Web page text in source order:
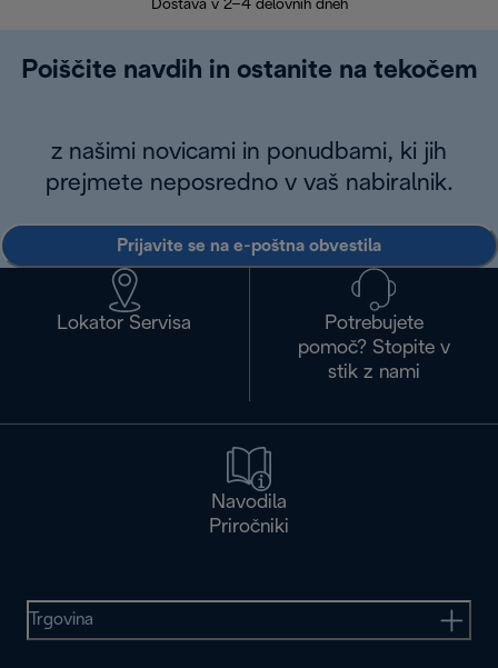
Dostava v 2–4 delovnih dneh
Poiščite navdih in ostanite na tekočem
z našimi novicami in ponudbami, ki jih
prejmete neposredno v vaš nabiralnik.
Prijavite se na e-poštna obvestila
Lokator Servisa
Potrebujete
pomoč? Stopite v
stik z nami
Navodila
Priročniki
Trgovina